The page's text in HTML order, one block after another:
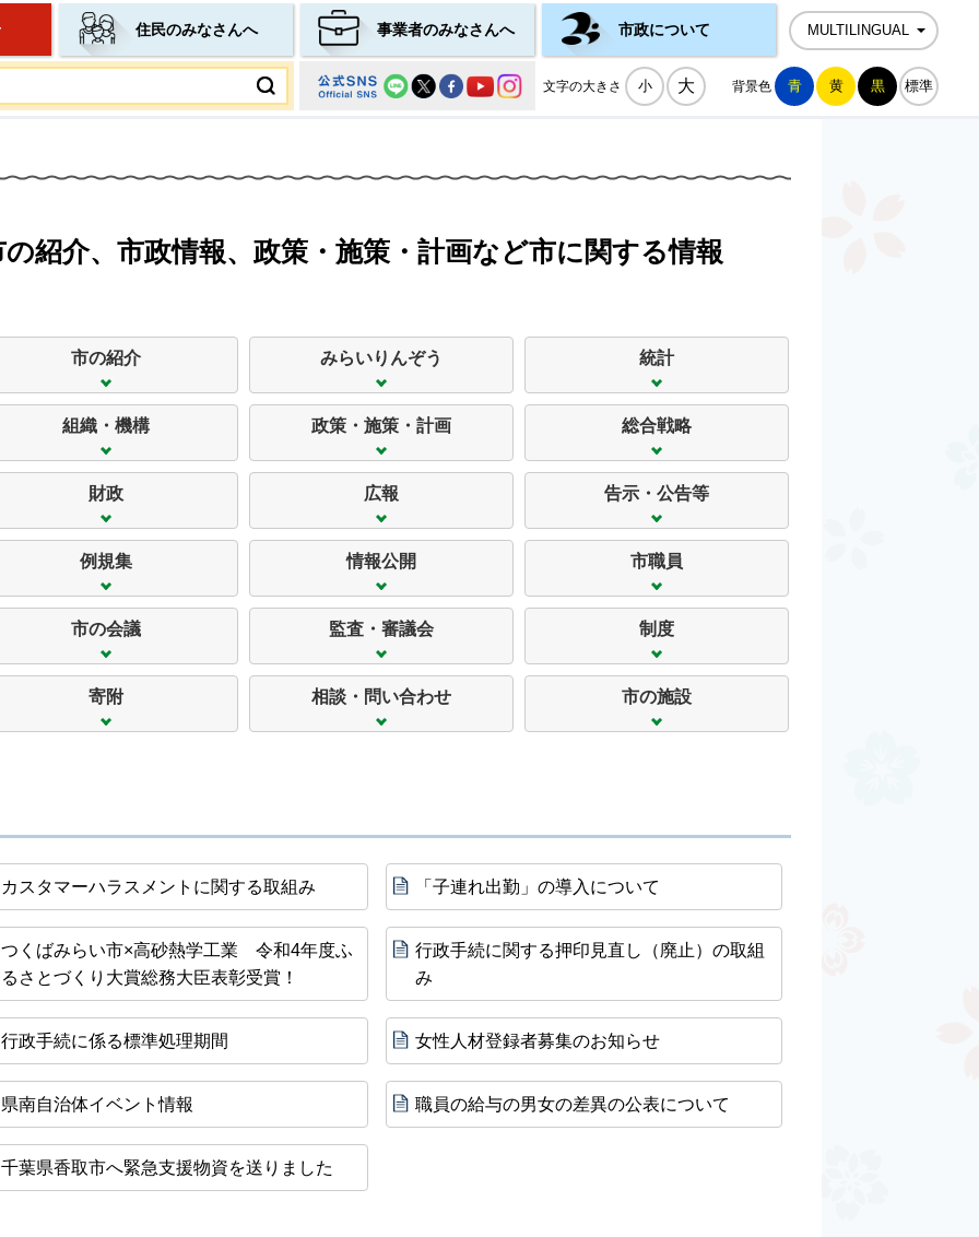
住民のみなさんへ 事業者のみなさんへ 市政について MULTILINGUAL
文字の大きさ 小 大 背景色 青 黄 黒 標準
政について
の紹介、市政情報、政策・施策・計画など市に関する情報
市の紹介 みらいりんぞう 統計
組織・機構 政策・施策・計画 総合戦略
財政 広報 告示・公告等
例規集 情報公開 市職員
市の会議 監査・審議会 制度
寄附 相談・問い合わせ 市の施設
カスタマーハラスメントに関する取組み 「子連れ出勤」の導入について
つくばみらい市×高砂熱学工業 令和4年度ふ
るさとづくり大賞総務大臣表彰受賞！
行政手続に関する押印見直し（廃止）の取組
み
行政手続に係る標準処理期間 女性人材登録者募集のお知らせ
県南自治体イベント情報 職員の給与の男女の差異の公表について
千葉県香取市へ緊急支援物資を送りました